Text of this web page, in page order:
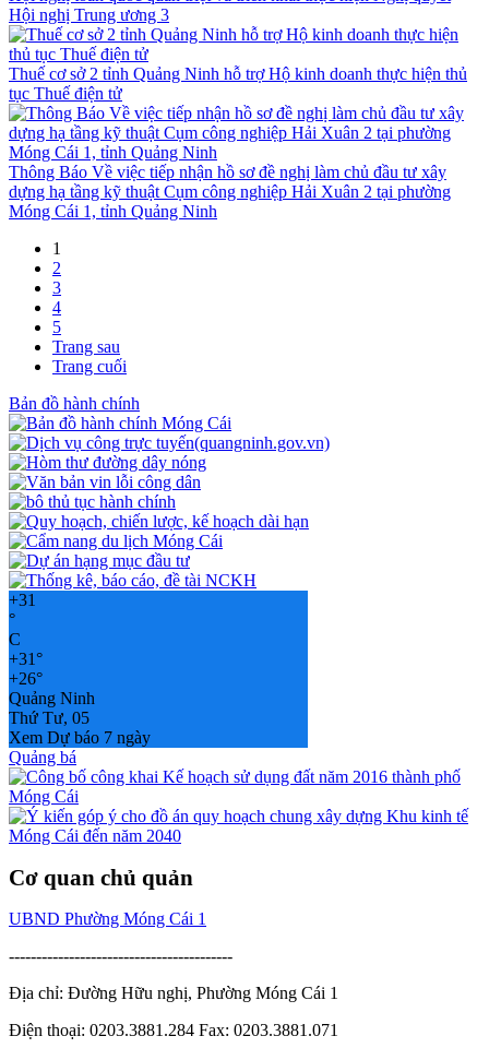
Hội nghị Trung ương 3
Thuế cơ sở 2 tỉnh Quảng Ninh hỗ trợ Hộ kinh doanh thực hiện thủ
tục Thuế điện tử
Thông Báo Về việc tiếp nhận hồ sơ đề nghị làm chủ đầu tư xây
dựng hạ tầng kỹ thuật Cụm công nghiệp Hải Xuân 2 tại phường
Móng Cái 1, tỉnh Quảng Ninh
1
2
3
4
5
Trang sau
Trang cuối
Bản đồ hành chính
+31
°
C
+31°
+26°
Quảng Ninh
Thứ Tư, 05
Xem Dự báo 7 ngày
Quảng bá
Cơ quan chủ quản
UBND Phường Móng Cái 1
-----------------------------------------
Địa chỉ: Đường Hữu nghị, Phường Móng Cái 1
Điện thoại: 0203.3881.284 Fax: 0203.3881.071